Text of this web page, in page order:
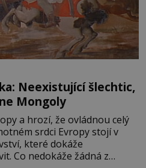
Neexistující šlechtic,
Mongoly
a hrozí, že ovládnou celý
srdci Evropy stojí v
které dokáže
Co nedokáže žádná z